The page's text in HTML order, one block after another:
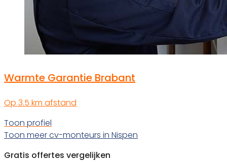
Warmte Garantie Brabant
Op 3.5 km afstand
Toon profiel
Toon meer cv-monteurs in Nispen
Gratis offertes vergelijken